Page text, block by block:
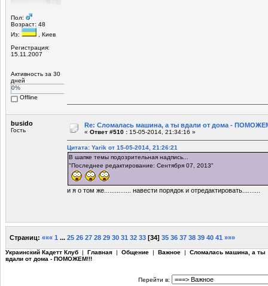
Пол:
Возраст: 48
Из:
, Киев
Регистрация:
15.11.2007
Активность за 30
дней
0%
Offline
busido
Гость
Re: Сломалась машина, а ты вдали от дома -
« Ответ #510 : 15-05-2014, 21:34:16 »
Цитата: Yarik от 15-05-2014, 21:26:21
В шапке темы подозрительная надпись...
"Последнее редактирование: Сентября 07, 2013"
и я о том же............... навести порядок и отредактировать..........
Страниц: ««« 1 ... 25 26 27 28 29 30 31 32 33 [34] 35 36 37 38 39 40 41 »»»
Украинский Кадетт Клуб | Главная | Общение | Важное | Сломалась машина, а ты
вдали от дома - ПОМОЖЕМ!!!
Перейти в: